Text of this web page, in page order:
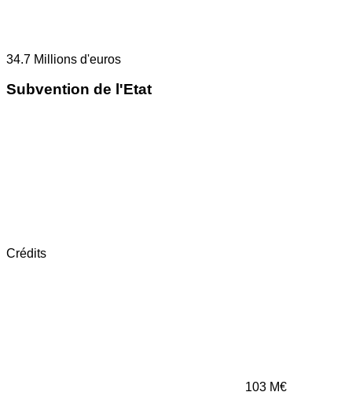
34.7 Millions d'euros
Subvention de l'Etat
Crédits
103 M€